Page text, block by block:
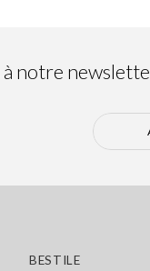
notre
BESTILE